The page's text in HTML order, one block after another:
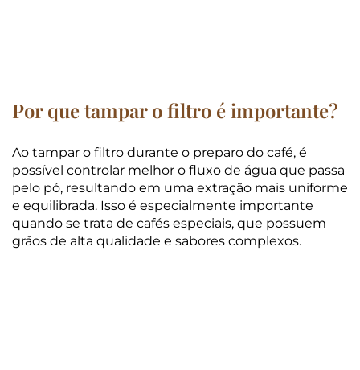
Por que tampar o filtro é importante?
Ao tampar o filtro durante o preparo do café, é
possível controlar melhor o fluxo de água que passa
pelo pó, resultando em uma extração mais uniforme
e equilibrada. Isso é especialmente importante
quando se trata de cafés especiais, que possuem
grãos de alta qualidade e sabores complexos.